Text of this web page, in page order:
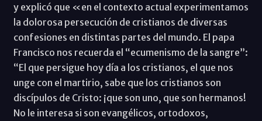
y explicó que «en el contexto actual experimentamos
la dolorosa persecución de cristianos de diversas
confesiones en distintas partes del mundo. El papa
Francisco nos recuerda el “ecumenismo de la sangre”:
“El que persigue hoy día a los cristianos, el que nos
unge con el martirio, sabe que los cristianos son
discípulos de Cristo: ¡que son uno, que son hermanos!
No le interesa si son evangélicos, ortodoxos,